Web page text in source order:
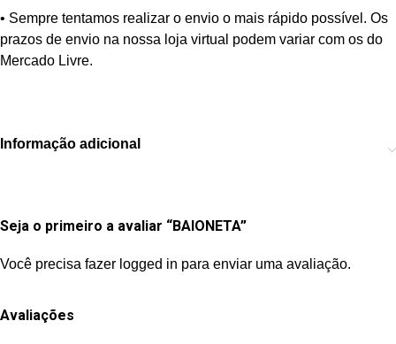
• Sempre tentamos realizar o envio o mais rápido possível. Os
prazos de envio na nossa loja virtual podem variar com os do
Mercado Livre.
Informação adicional
Avaliações
Seja o primeiro a avaliar “BAIONETA”
Você precisa fazer logged in para enviar uma avaliação.